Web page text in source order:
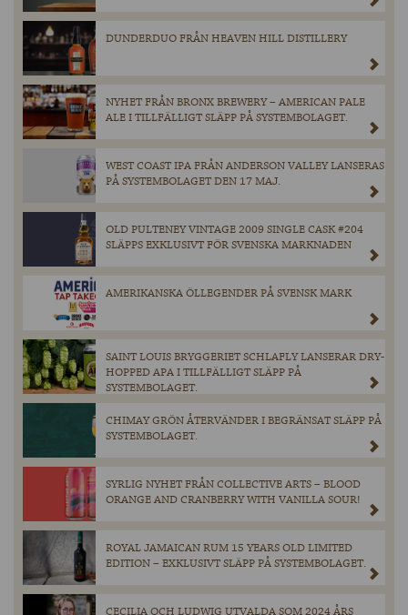
DUNDERDUO FRÅN HEAVEN HILL DISTILLERY
NYHET FRÅN BRONX BREWERY – AMERICAN PALE
ALE I TILLFÄLLIGT SLÄPP PÅ SYSTEMBOLAGET.
WEST COAST IPA FRÅN ANDERSON VALLEY LANSERAS
PÅ SYSTEMBOLAGET DEN 17 MAJ.
OLD PULTENEY VINTAGE 2009 SINGLE CASK #204
SLÄPPS EXKLUSIVT FÖR SVENSKA MARKNADEN
AMERIKANSKA ÖLLEGENDER PÅ SVENSK MARK
SAINT LOUIS BRYGGERIET SCHLAFLY LANSERAR DRY-
HOPPED APA I TILLFÄLLIGT SLÄPP PÅ
SYSTEMBOLAGET.
CHIMAY GRÖN ÅTERVÄNDER I BEGRÄNSAT SLÄPP PÅ
SYSTEMBOLAGET.
SYRLIG NYHET FRÅN COLLECTIVE ARTS – BLOOD
ORANGE AND CRANBERRY WITH VANILLA SOUR!
ROYAL JAMAICAN RUM 15 YEARS OLD LIMITED
EDITION – EXKLUSIVT SLÄPP PÅ SYSTEMBOLAGET.
CECILIA OCH LUDWIG UTVALDA SOM 2024 ÅRS